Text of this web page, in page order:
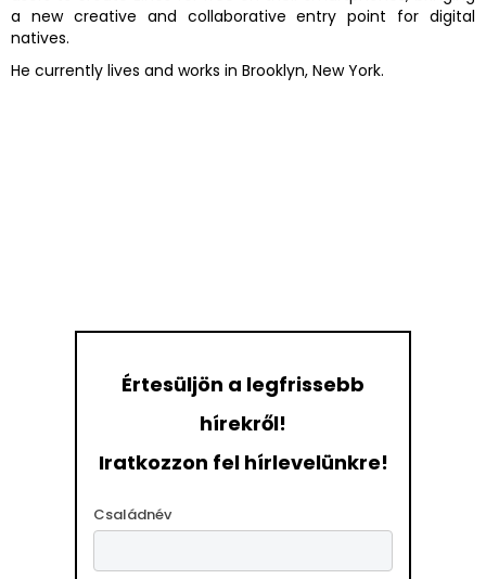
a new creative and collaborative entry point for digital
natives.
He currently lives and works in Brooklyn, New York.
Értesüljön a legfrissebb
hírekről!
Iratkozzon fel hírlevelünkre!
Családnév